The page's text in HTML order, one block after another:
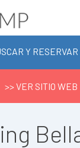
Y RESERVAR
>> VER SITIO WEB